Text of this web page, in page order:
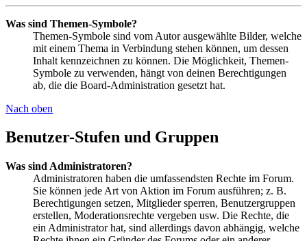
Was sind Themen-Symbole?
Themen-Symbole sind vom Autor ausgewählte Bilder, welche
mit einem Thema in Verbindung stehen können, um dessen
Inhalt kennzeichnen zu können. Die Möglichkeit, Themen-
Symbole zu verwenden, hängt von deinen Berechtigungen
ab, die die Board-Administration gesetzt hat.
Nach oben
Benutzer-Stufen und Gruppen
Was sind Administratoren?
Administratoren haben die umfassendsten Rechte im Forum.
Sie können jede Art von Aktion im Forum ausführen; z. B.
Berechtigungen setzen, Mitglieder sperren, Benutzergruppen
erstellen, Moderationsrechte vergeben usw. Die Rechte, die
ein Administrator hat, sind allerdings davon abhängig, welche